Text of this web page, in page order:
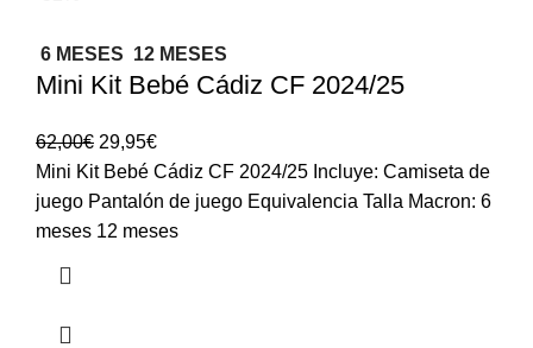
6 MESES 12 MESES
Mini Kit Bebé Cádiz CF 2024/25
62,00€ 29,95€
Mini Kit Bebé Cádiz CF 2024/25 Incluye: Camiseta de
juego Pantalón de juego Equivalencia Talla Macron: 6
meses 12 meses